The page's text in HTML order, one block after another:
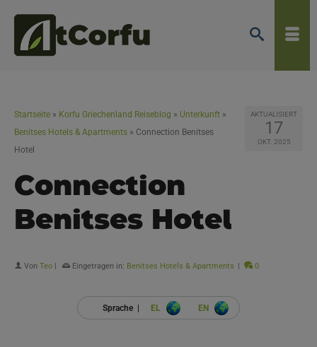
AKTUALISIERT
17
OKT. 2025
Startseite » Korfu Griechenland Reiseblog » Unterkunft »
Benitses Hotels & Apartments » Connection Benitses
Hotel
Connection
Benitses Hotel
Von Teo Eingetragen in: Benitses Hotels & Apartments 0
Sprache | EL EN